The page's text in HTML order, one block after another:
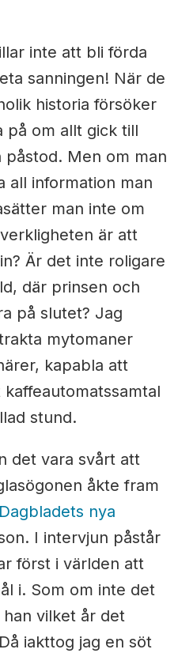
inte att bli förda
sanningen! När de
historia försöker
på om allt gick till
Men om man
all information man
man inte om
är att
Är det inte roligare
där prinsen och
på slutet? Jag
mytomaner
kapabla att
stund.
det vara svårt att
åkte fram
nya
I intervjun påstår
först i världen att
i. Som om inte det
vilket år det
iakttog jag en söt